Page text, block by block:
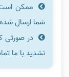
شما ارسال
در صورتی
نشدید با ما